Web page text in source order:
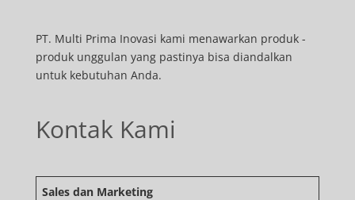
PT. Multi Prima Inovasi kami menawarkan produk -
produk unggulan yang pastinya bisa diandalkan
untuk kebutuhan Anda.
Kontak Kami
Sales dan Marketing